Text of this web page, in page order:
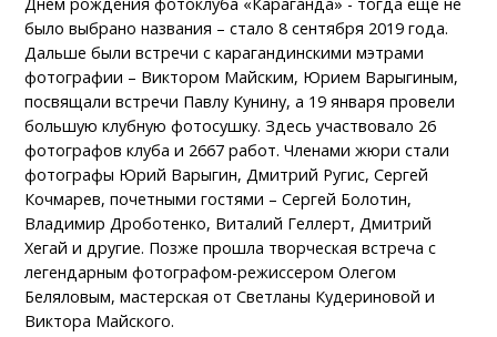
Днем рождения фотоклуба «Караганда» - тогда еще не
было выбрано названия – стало 8 сентября 2019 года.
Дальше были встречи с карагандинскими мэтрами
фотографии – Виктором Майским, Юрием Варыгиным,
посвящали встречи Павлу Кунину, а 19 января провели
большую клубную фотосушку. Здесь участвовало 26
фотографов клуба и 2667 работ. Членами жюри стали
фотографы Юрий Варыгин, Дмитрий Ругис, Сергей
Кочмарев, почетными гостями – Сергей Болотин,
Владимир Дроботенко, Виталий Геллерт, Дмитрий
Хегай и другие. Позже прошла творческая встреча с
легендарным фотографом-режиссером Олегом
Беляловым, мастерская от Светланы Кудериновой и
Виктора Майского.